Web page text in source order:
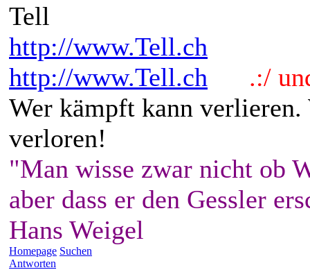
Tell
http://www.Tell.ch
http://www.Tell.ch
.:/
Wer kämpft kann
verloren!
"Man wisse zwar nicht ob
aber dass er den Gessler
Hans Weigel
Homepage Suchen
Antworten